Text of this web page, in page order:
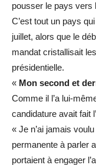
pousser le pays vers
C’est tout un pays
juillet, alors que le
mandat cristallisait
présidentielle.
« Mon second et
Comme il l’a lui-
candidature avait fait
« Je n’ai jamais
permanente à parler
portaient à engager